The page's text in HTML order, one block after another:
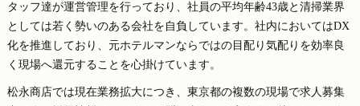
タッフ達が運営管理を行っており、社員の平均年齢43歳と清掃業界
としては若く勢いのある会社を自負しています。社内においてはDX
化を推進しており、元ホテルマンならではの目配り気配りを効率良
く現場へ還元することを心掛けています。
松永商店では現在業務拡大につき、東京都の複数の現場で求人募集